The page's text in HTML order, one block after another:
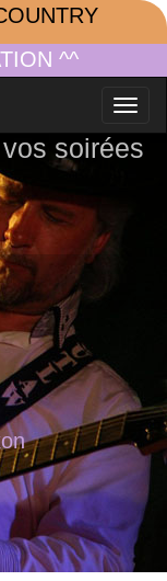
^^
soirées